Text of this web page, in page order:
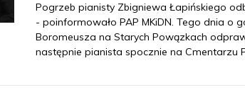
Pogrzeb pianisty Zbigniewa Łapińskiego
- poinformowało PAP MKiDN. Tego dnia o
Boromeusza na Starych Powązkach
następnie pianista spocznie na Cmentarzu